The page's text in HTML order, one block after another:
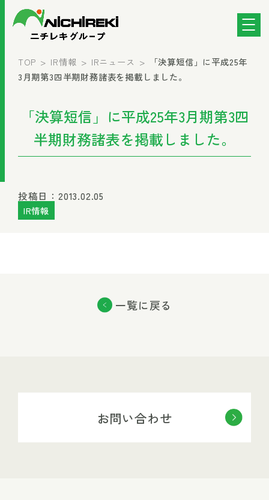
TOP IR情報 IRニュース
「決算短信」に平成25年
3月期第3四半期財務諸表を掲載しました。
「決算短信」に平成25年3月期第3四
半期財務諸表を掲載しました。
投稿日：2013.02.05
IR情報
一覧に戻る
お問い合わせ